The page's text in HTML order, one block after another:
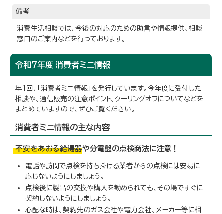
備考
消費生活相談では、今後の対応のための助言や情報提供、相談
窓口のご案内などを行っております。
令和7年度 消費者ミニ情報
年1回、「消費者ミニ情報」を発行しています。今年度に受付した
相談や、通信販売の注意ポイント、クーリングオフについてなどを
まとめていますので、ぜひご覧ください。
消費者ミニ情報の主な内容
不安をあおる給湯器や分電盤の点検商法に注意！
電話や訪問で点検を持ち掛ける業者からの点検には安易に
応じないようにしましょう。
点検後に製品の交換や購入を勧められても、その場ですぐに
契約しないようにしましょう。
心配な時は、契約先のガス会社や電力会社、メーカー等に相